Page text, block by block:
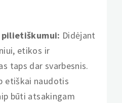
Didėjant
etikos ir
taps dar svarbesnis.
etiškai naudotis
būti atsakingam